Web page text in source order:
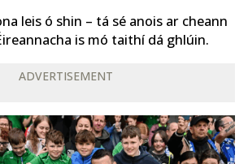
leis ó shin – tá sé anois ar cheann
is mó taithí dá ghlúin.
ADVERTISEMENT